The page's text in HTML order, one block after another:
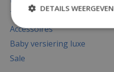
Thema's
Accessoires
Baby versiering luxe
Sale
DETAILS WEERGEVEN